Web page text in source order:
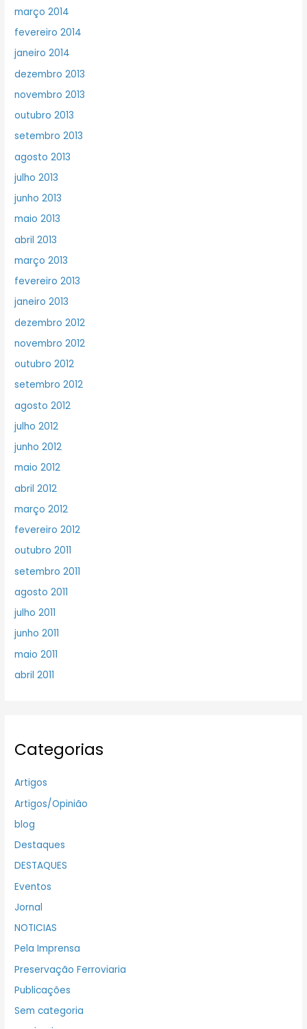
março 2014
fevereiro 2014
janeiro 2014
dezembro 2013
novembro 2013
outubro 2013
setembro 2013
agosto 2013
julho 2013
junho 2013
maio 2013
abril 2013
março 2013
fevereiro 2013
janeiro 2013
dezembro 2012
novembro 2012
outubro 2012
setembro 2012
agosto 2012
julho 2012
junho 2012
maio 2012
abril 2012
março 2012
fevereiro 2012
outubro 2011
setembro 2011
agosto 2011
julho 2011
junho 2011
maio 2011
abril 2011
Categorias
Artigos
Artigos/Opinião
blog
Destaques
DESTAQUES
Eventos
Jornal
NOTICIAS
Pela Imprensa
Preservação Ferroviaria
Publicações
Sem categoria